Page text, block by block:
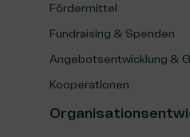
Fördermittel
Fundraising & Spenden
Angebotsentwicklung &
Kooperationen